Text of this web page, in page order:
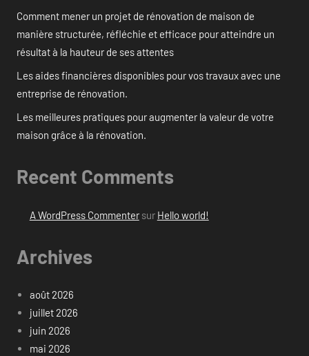
Comment mener un projet de rénovation de maison de
manière structurée, réfléchie et efficace pour atteindre un
résultat à la hauteur de ses attentes
Les aides financières disponibles pour vos travaux avec une
entreprise de rénovation.
Les meilleures pratiques pour augmenter la valeur de votre
maison grâce à la rénovation.
Recent Comments
A WordPress Commentersur Hello world!
Archives
août 2026
juillet 2026
juin 2026
mai 2026